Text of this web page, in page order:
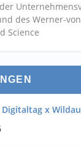
des Werner-
Science
x